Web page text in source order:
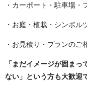
・カーポート・駐車場・
・お庭・植栽・シンボル
・お見積り・プランのご
「まだイメージが固ま
ない」という方も大歓迎